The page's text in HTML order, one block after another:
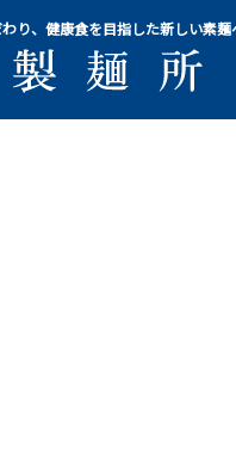
り、健康食を目指した新しい素麺